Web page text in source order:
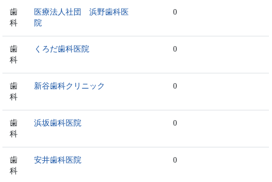
歯
科
医療法人社団 浜野歯科医
院
0
歯
科
くろだ歯科医院 0
歯
科
新谷歯科クリニック 0
歯
科
浜坂歯科医院 0
歯
科
安井歯科医院 0